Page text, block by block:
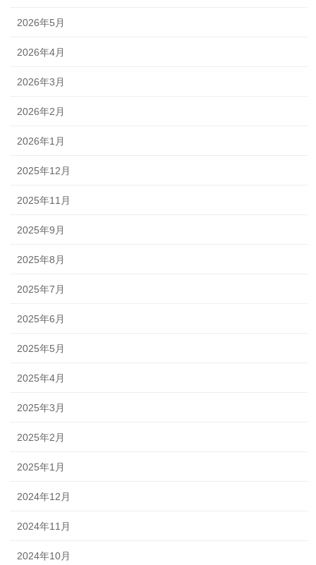
2026年5月
2026年4月
2026年3月
2026年2月
2026年1月
2025年12月
2025年11月
2025年9月
2025年8月
2025年7月
2025年6月
2025年5月
2025年4月
2025年3月
2025年2月
2025年1月
2024年12月
2024年11月
2024年10月